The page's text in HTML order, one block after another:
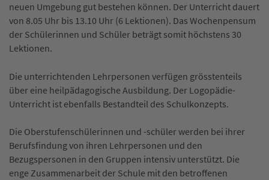
neuen Umgebung gut bestehen können. Der Unterricht dauert
von 8.05 Uhr bis 13.10 Uhr (6 Lektionen). Das Wochenpensum
der Schülerinnen und Schüler beträgt somit höchstens 30
Lektionen.
Die unterrichtenden Lehrpersonen verfügen grösstenteils
über eine heilpädagogische Ausbildung. Der Logopädie-
Unterricht ist ebenfalls Bestandteil des Schulkonzepts.
Die Oberstufenschülerinnen und -schüler werden bei ihrer
Berufsfindung von ihren Lehrpersonen und den
Bezugspersonen in den Gruppen intensiv unterstützt. Die
enge Zusammenarbeit der Schule mit den betroffenen